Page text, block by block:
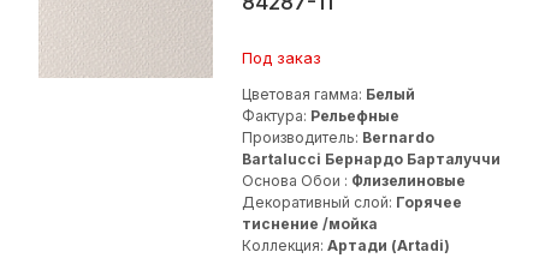
Под заказ
Цветовая гамма: Белый
Фактура: Рельефные
Производитель: Bernardo
Bartalucci Бернардо Барталуччи
Основа Обои : Флизелиновые
Декоративный слой: Горячее
тиснение /мойка
Коллекция: Артади (Artadi)